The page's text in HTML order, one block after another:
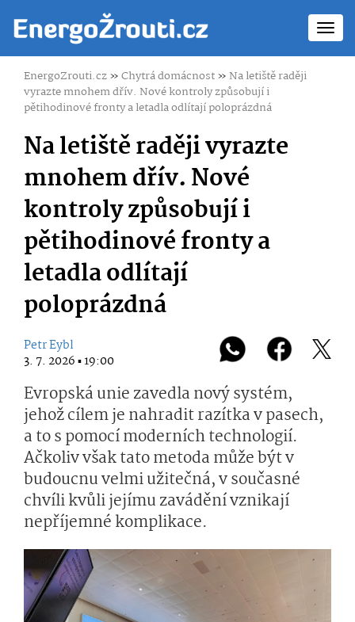
EnergoZrouti.cz»Chytrá domácnost»Na letiště raději
vyrazte mnohem dřív. Nové kontroly způsobují i
pětihodinové fronty a letadla odlítají poloprázdná
Na letiště raději vyrazte
mnohem dřív. Nové
kontroly způsobují i
pětihodinové fronty a
letadla odlítají
poloprázdná
Petr Eybl
3. 7. 2026 ▪ 19:00
Evropská unie zavedla nový systém,
jehož cílem je nahradit razítka v pasech,
a to s pomocí moderních technologií.
Ačkoliv však tato metoda může být v
budoucnu velmi užitečná, v současné
chvíli kvůli jejímu zavádění vznikají
nepříjemné komplikace.